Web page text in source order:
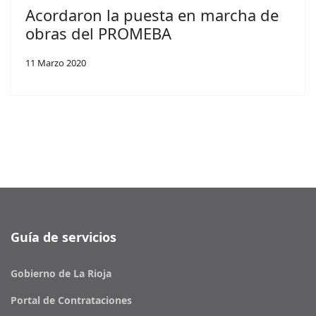
Acordaron la puesta en marcha de
obras del PROMEBA
11 Marzo 2020
Guía de servicios
Gobierno de La Rioja
Portal de Contrataciones